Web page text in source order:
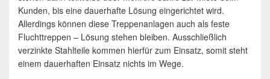
Kunden, bis eine dauerhafte Lösung eingerichtet wird.
Allerdings können diese Treppenanlagen auch als feste
Fluchttreppen – Lösung stehen bleiben. Ausschließlich
verzinkte Stahlteile kommen hierfür zum Einsatz, somit steht
einem dauerhaften Einsatz nichts im Wege.